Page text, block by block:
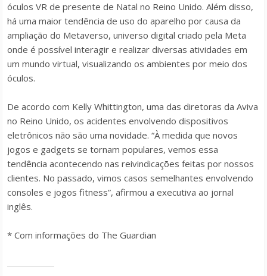
óculos VR de presente de Natal no Reino Unido. Além disso,
há uma maior tendência de uso do aparelho por causa da
ampliação do Metaverso, universo digital criado pela Meta
onde é possível interagir e realizar diversas atividades em
um mundo virtual, visualizando os ambientes por meio dos
óculos.
De acordo com Kelly Whittington, uma das diretoras da Aviva
no Reino Unido, os acidentes envolvendo dispositivos
eletrônicos não são uma novidade. “À medida que novos
jogos e gadgets se tornam populares, vemos essa
tendência acontecendo nas reivindicações feitas por nossos
clientes. No passado, vimos casos semelhantes envolvendo
consoles e jogos fitness”, afirmou a executiva ao jornal
inglês.
* Com informações do The Guardian